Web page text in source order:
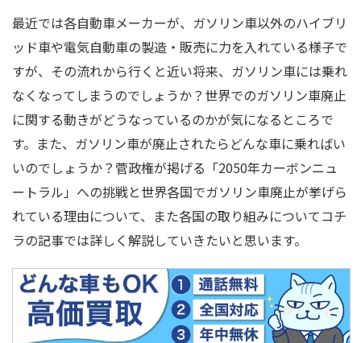
最近では各自動車メーカーが、ガソリン車以外のハイブリ
ッド車や電気自動車の製造・販売に力を入れている様子で
すが、その流れから行くと近い将来、ガソリン車には乗れ
なくなってしまうのでしょうか？世界でのガソリン車廃止
に関する動きがどうなっているのかが気になるところで
す。また、ガソリン車が廃止されたらどんな車に乗ればい
いのでしょうか？菅政権が掲げる「2050年カーボンニュ
ートラル」への挑戦と世界各国でガソリン車廃止が挙げら
れている理由について、また各国の取り組みについてコチ
ラの記事では詳しく解説していきたいと思います。